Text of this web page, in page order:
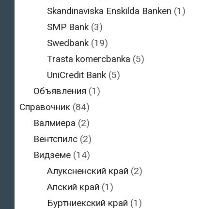
Skandinaviska Enskilda Banken (1)
SMP Bank (3)
Swedbank (19)
Trasta komercbanka (5)
UniCredit Bank (5)
Объявления (1)
Справочник (84)
Валмиера (2)
Вентспилс(2)
Видземе(14)
Алуксненский край (2)
Апский край (1)
Буртниекский край (1)